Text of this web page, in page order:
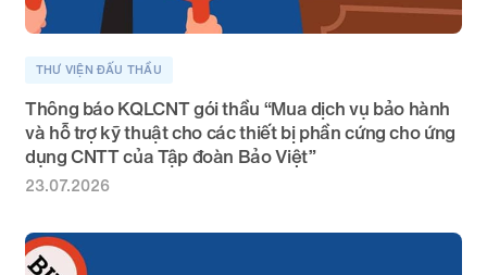
THƯ VIỆN ĐẤU THẦU
Thông báo KQLCNT gói thầu “Mua dịch vụ bảo hành
và hỗ trợ kỹ thuật cho các thiết bị phần cứng cho ứng
dụng CNTT của Tập đoàn Bảo Việt”
23.07.2026